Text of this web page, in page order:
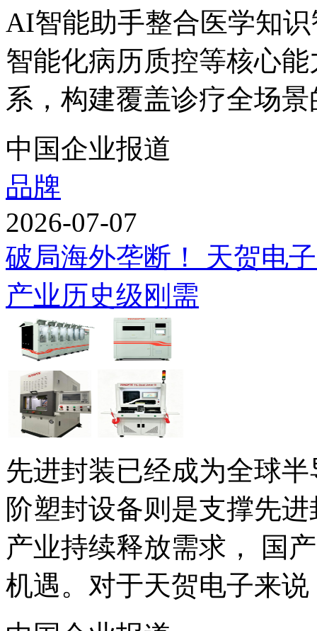
AI智能助手整合医学知
智能化病历质控等核心
系，构建覆盖诊疗全场
中国企业报道
品牌
2026-07-07
破局海外垄断！ 天贺电
产业历史级刚需
先进封装已经成为全球
阶塑封设备则是支撑先
产业持续释放需求， 国
机遇。对于天贺电子来说